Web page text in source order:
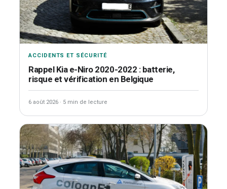
ACCIDENTS ET SÉCURITÉ
Rappel Kia e-Niro 2020-2022 : batterie,
risque et vérification en Belgique
6 août 2026 · 5 min de lecture